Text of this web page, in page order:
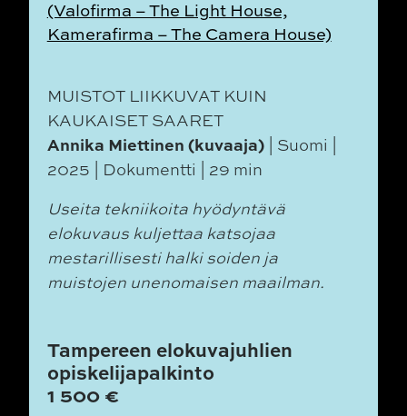
(Valofirma – The Light House,
Kamerafirma – The Camera House)
MUISTOT LIIKKUVAT KUIN
KAUKAISET SAARET
Annika Miettinen (kuvaaja)| Suomi |
2025 | Dokumentti | 29 min
Useita tekniikoita hyödyntävä
elokuvaus kuljettaa katsojaa
mestarillisesti halki soiden ja
muistojen unenomaisen maailman.
Tampereen elokuvajuhlien
opiskelijapalkinto
1 500 €